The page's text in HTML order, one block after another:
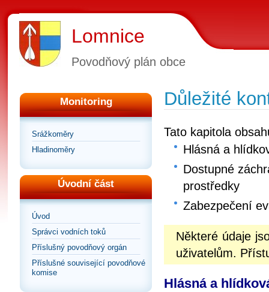
Lomnice
Povodňový plán obce
Monitoring
Srážkoměry
Hladinoměry
Úvodní část
Úvod
Správci vodních toků
Příslušný povodňový orgán
Příslušné související povodňové
komise
Důležité
Tato kapitola
Hlásná a
Dostupné
prostředky
Zabezpečení
Některé údaje
uživatelům.
Hlásná a